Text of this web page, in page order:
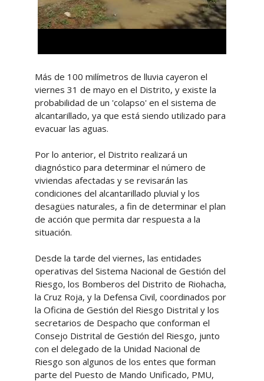
Más de 100 milímetros de lluvia cayeron el
viernes 31 de mayo en el Distrito, y existe la
probabilidad de un 'colapso' en el sistema de
alcantarillado, ya que está siendo utilizado para
evacuar las aguas.
Por lo anterior, el Distrito realizará un
diagnóstico para determinar el número de
viviendas afectadas y se revisarán las
condiciones del alcantarillado pluvial y los
desagües naturales, a fin de determinar el plan
de acción que permita dar respuesta a la
situación.
Desde la tarde del viernes, las entidades
operativas del Sistema Nacional de Gestión del
Riesgo, los Bomberos del Distrito de Riohacha,
la Cruz Roja, y la Defensa Civil, coordinados por
la Oficina de Gestión del Riesgo Distrital y los
secretarios de Despacho que conforman el
Consejo Distrital de Gestión del Riesgo, junto
con el delegado de la Unidad Nacional de
Riesgo son algunos de los entes que forman
parte del Puesto de Mando Unificado, PMU,